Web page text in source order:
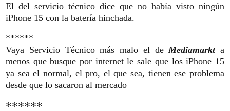
El del servicio técnico dice que no había visto ningún
iPhone 15 con la batería hinchada.
******
Vaya Servicio Técnico más malo el de Mediamarkt a
menos que busque por internet le sale que los iPhone 15
ya sea el normal, el pro, el que sea, tienen ese problema
desde que lo sacaron al mercado
******